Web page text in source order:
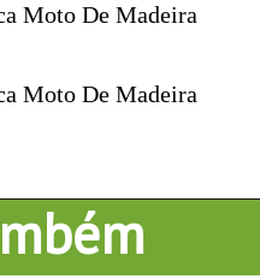
Moto De Madeira
Moto De Madeira